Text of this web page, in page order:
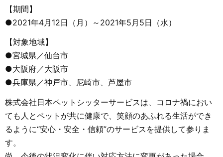
【期間】
●2021年4月12日（月）～2021年5月5日（水）
【対象地域】
●宮城県／仙台市
●大阪府／大阪市
●兵庫県／神戸市、尼崎市、芦屋市
株式会社日本ペットシッターサービスは、コロナ禍におい
ても人とペットが共に健康で、笑顔のあふれる生活ができ
るように“安心・安全・信頼”のサービスを提供して参りま
す。